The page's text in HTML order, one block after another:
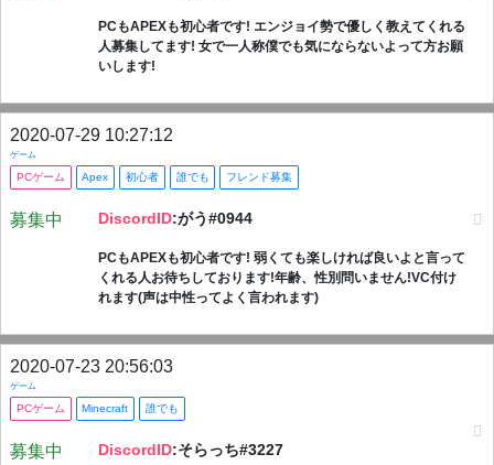
PCもAPEXも初心者です! エンジョイ勢で優しく教えてくれる
人募集してます! 女で一人称僕でも気にならないよって方お願
いします!
2020-07-29 10:27:12
ゲーム
PCゲーム Apex 初心者 誰でも フレンド募集
募集中 DiscordID:がう#0944
PCもAPEXも初心者です! 弱くても楽しければ良いよと言って
くれる人お待ちしております!年齢、性別問いません!VC付け
れます(声は中性ってよく言われます)
2020-07-23 20:56:03
ゲーム
PCゲーム Minecraft 誰でも
募集中 DiscordID:そらっち#3227